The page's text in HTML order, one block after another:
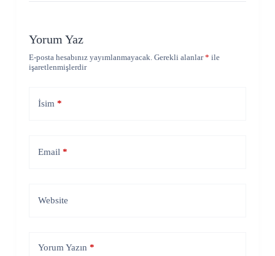
Yorum Yaz
E-posta hesabınız yayımlanmayacak. Gerekli alanlar* ile
işaretlenmişlerdir
İsim*
Email*
Website
Yorum Yazın *